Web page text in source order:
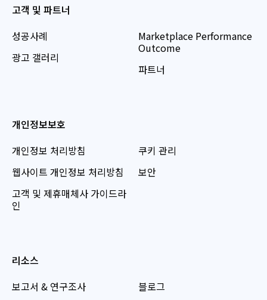
고객 및 파트너
성공사례
광고 갤러리
Marketplace Performance
Outcome
파트너
개인정보보호
개인정보 처리방침
웹사이트 개인정보 처리방침
고객 및 제휴매체사 가이드라
인
쿠키 관리
보안
리소스
보고서 & 연구조사
블로그